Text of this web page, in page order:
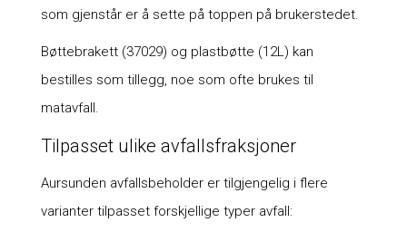
som gjenstår er å sette på toppen på brukerstedet.
Bøttebrakett (37029) og plastbøtte (12L) kan
bestilles som tillegg, noe som ofte brukes til
matavfall.
Tilpasset ulike avfallsfraksjoner
Aursunden avfallsbeholder er tilgjengelig i flere
varianter tilpasset forskjellige typer avfall: